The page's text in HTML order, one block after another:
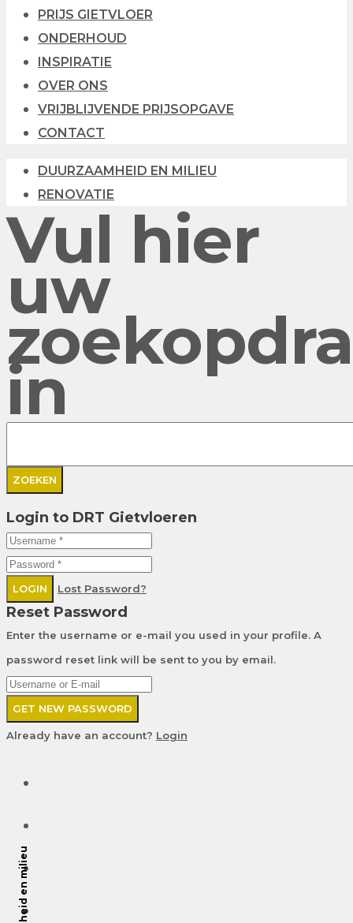
PRIJS GIETVLOER
ONDERHOUD
INSPIRATIE
OVER ONS
VRIJBLIJVENDE PRIJSOPGAVE
CONTACT
DUURZAAMHEID EN MILIEU
RENOVATIE
Vul hier
uw
in
Login to DRT Gietvloeren
LOGIN Lost Password?
Reset Password
Enter the username or e-mail you used in your profile. A
password reset link will be sent to you by email.
GET NEW PASSWORD
Already have an account? Login